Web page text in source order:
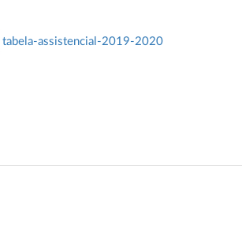
tabela-assistencial-2019-2020